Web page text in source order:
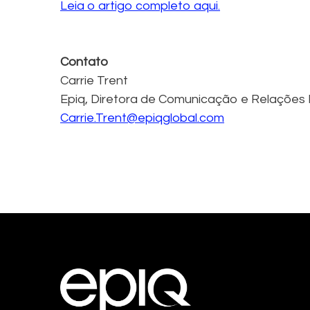
Leia o artigo completo aqui.
Contato
Carrie Trent
Epiq, Diretora de Comunicação e Relações
Carrie.Trent@epiqglobal.com